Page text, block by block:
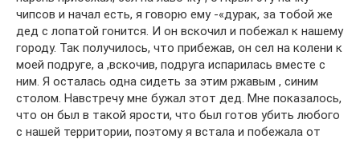
чипсов и начал есть, я говорю ему -«дурак, за тобой же
дед с лопатой гонится. И он вскочил и побежал к нашему
городу. Так получилось, что прибежав, он сел на колени к
моей подруге, а ,вскочив, подруга испарилась вместе с
ним. Я осталась одна сидеть за этим ржавым , синим
столом. Навстречу мне бужал этот дед. Мне показалось,
что он был в такой ярости, что был готов убить любого
с нашей территории, поэтому я встала и побежала от